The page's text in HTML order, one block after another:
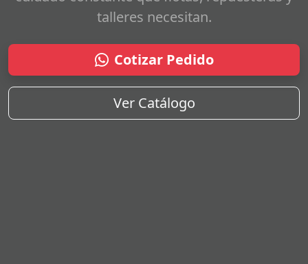
talleres necesitan.
Cotizar Pedido
Ver Catálogo